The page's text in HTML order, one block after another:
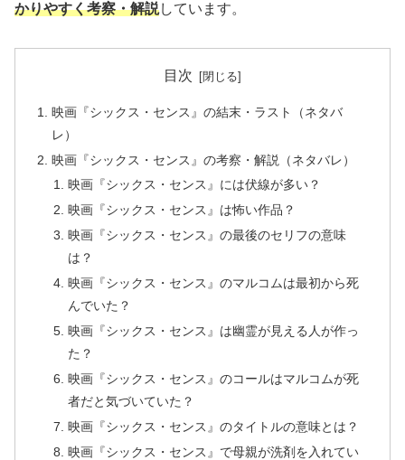
かりやすく考察・解説しています。
目次
映画『シックス・センス』の結末・ラスト（ネタバ
レ）
映画『シックス・センス』の考察・解説（ネタバレ）
映画『シックス・センス』には伏線が多い？
映画『シックス・センス』は怖い作品？
映画『シックス・センス』の最後のセリフの意味
は？
映画『シックス・センス』のマルコムは最初から死
んでいた？
映画『シックス・センス』は幽霊が見える人が作っ
た？
映画『シックス・センス』のコールはマルコムが死
者だと気づいていた？
映画『シックス・センス』のタイトルの意味とは？
映画『シックス・センス』で母親が洗剤を入れてい